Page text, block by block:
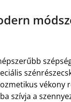
vékony
szívja a